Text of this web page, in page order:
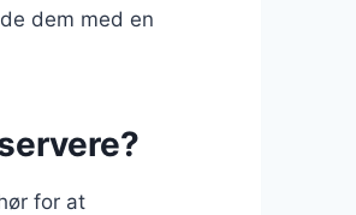
dem med en
for at